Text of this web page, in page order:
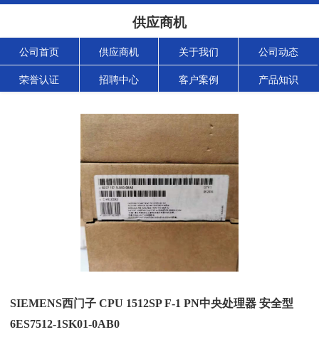
供应商机
公司首页 供应商机 关于我们 公司动态
荣誉认证 招聘中心 客户案例 产品知识
SIEMENS西门子 CPU 1512SP F-1 PN中央处理器 安全型
6ES7512-1SK01-0AB0